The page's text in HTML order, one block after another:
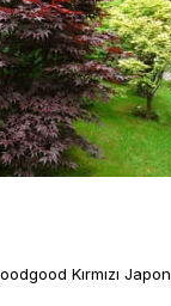
Kırmızı Japon